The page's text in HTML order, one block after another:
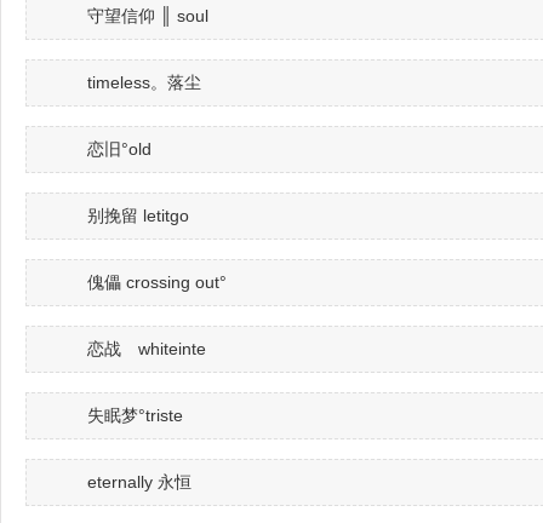
守望信仰 ║ soul
timeless。落尘
恋旧°old
别挽留 letitgo
傀儡 crossing out°
恋战 whiteinte
失眠梦°triste
eternally 永恒